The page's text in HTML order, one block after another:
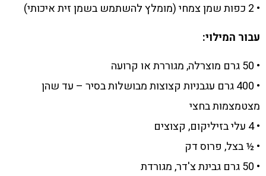
• 2 כפות שמן צמחי (מומלץ להשתמש בשמן זית איכותי)
עבור המילוי:
• 50 גרם מוצרלה, מגוררת או קרועה
• 400 גרם עגבניות קצוצות מבושלות בסיר – עד שהן
מצטמצמות בחצי
• 4 עלי בזיליקום, קצוצים
• ½ בצל, פרוס דק
• 50 גרם גבינת צ'דר, מגורדת